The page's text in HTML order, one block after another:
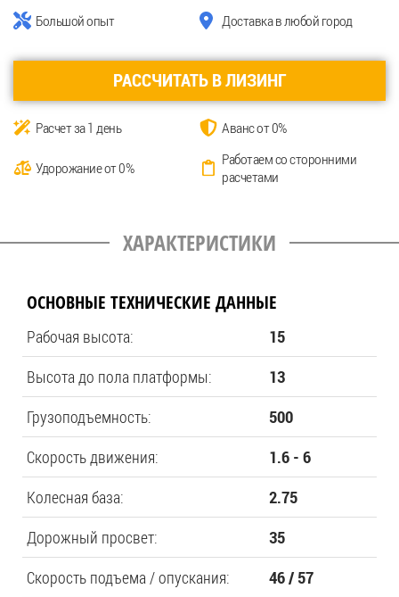
Большой опыт Доставка в любой город
РАССЧИТАТЬ В ЛИЗИНГ
Расчет за 1 день Аванс от 0%
Удорожание от 0%
Работаем со сторонними
расчетами
ХАРАКТЕРИСТИКИ
ОСНОВНЫЕ ТЕХНИЧЕСКИЕ ДАННЫЕ
Рабочая высота: 15
Высота до пола платформы: 13
Грузоподъемность: 500
Скорость движения: 1.6 - 6
Колесная база: 2.75
Дорожный просвет: 35
Скорость подъема / опускания: 46 / 57